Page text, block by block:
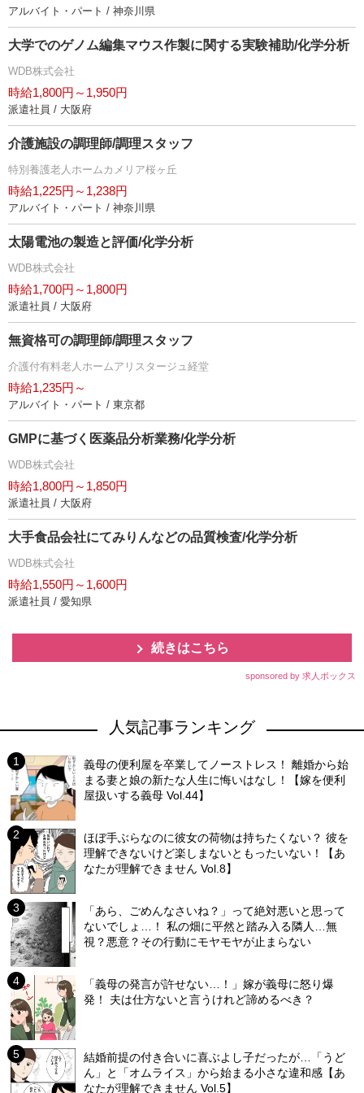
アルバイト・パート / 神奈川県
大学でのゲノム編集マウス作製に関する実験補助/化学分析
WDB株式会社
時給1,800円～1,950円
派遣社員 / 大阪府
介護施設の調理師/調理スタッフ
特別養護老人ホームカメリア桜ヶ丘
時給1,225円～1,238円
アルバイト・パート / 神奈川県
太陽電池の製造と評価/化学分析
WDB株式会社
時給1,700円～1,800円
派遣社員 / 大阪府
無資格可の調理師/調理スタッフ
介護付有料老人ホームアリスタージュ経堂
時給1,235円～
アルバイト・パート / 東京都
GMPに基づく医薬品分析業務/化学分析
WDB株式会社
時給1,800円～1,850円
派遣社員 / 大阪府
大手食品会社にてみりんなどの品質検査/化学分析
WDB株式会社
時給1,550円～1,600円
派遣社員 / 愛知県
続きはこちら
sponsored by 求人ボックス
人気記事ランキング
義母の便利屋を卒業してノーストレス！ 離婚から始
まる妻と娘の新たな人生に悔いはなし！【嫁を便利
屋扱いする義母 Vol.44】
ほぼ手ぶらなのに彼女の荷物は持ちたくない？ 彼を
理解できないけど楽しまないともったいない！【あ
なたが理解できません Vol.8】
「あら、ごめんなさいね？」って絶対悪いと思って
ないでしょ…！ 私の畑に平然と踏み入る隣人…無
視？悪意？その行動にモヤモヤが止まらない
「義母の発言が許せない…！」嫁が義母に怒り爆
発！ 夫は仕方ないと言うけれど諦めるべき？
結婚前提の付き合いに喜ぶよし子だったが…「うど
ん」と「オムライス」から始まる小さな違和感【あ
なたが理解できません Vol.5】